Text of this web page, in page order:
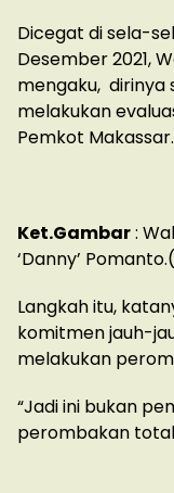
Dicegat di sela-
Desember 2021,
mengaku, dirinya
melakukan
Pemkot Makassar.
Ket.Gambar:
‘Danny’
Langkah itu,
komitmen jauh-
melakukan
“Jadi ini bukan
perombakan